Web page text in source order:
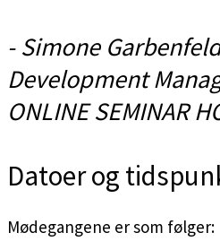
- Simone
Development
ONLINE SEMINAR
Datoer og
Mødegangene er som følger: